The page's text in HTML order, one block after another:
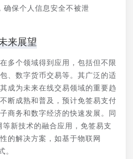
确保个人信息安全不被泄
来展望
多个领域得到应用，包括但不限
、数字货币交易等。其广泛的适
成为未来在线交易领域的重要趋
断成熟和普及，预计免签易支付
商务和数字经济的快速发展。同
新技术的融合应用，免签易支
的解决方案，如基于物联网
。